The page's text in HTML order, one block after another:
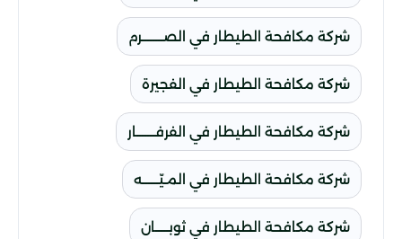
شركة مكافحة الطيطار في الصــــــــرم
شركة مكافحة الطيطار في الفجيرة
شركة مكافحة الطيطار في الفرفـــــــار
شركة مكافحة الطيطار في المـيّــــــه
شركة مكافحة الطيطار في ثوبـــــان